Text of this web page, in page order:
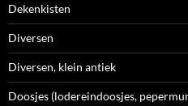
Dekenkisten
Diversen
Diversen, klein antiek
Doosjes (lodereindoosjes,